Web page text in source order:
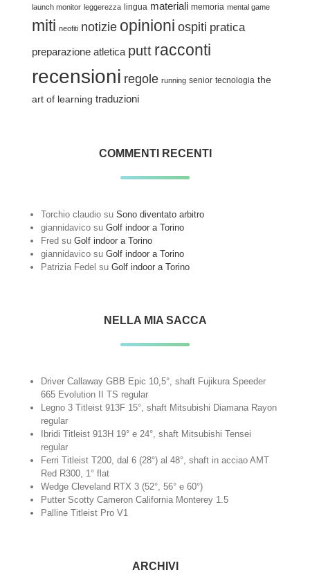
launch monitor leggerezza lingua materiali memoria mental game
miti neofiti notizie opinioni ospiti pratica
preparazione atletica putt racconti
recensioni regole running senior tecnologia the
art of learning traduzioni
COMMENTI RECENTI
Torchio claudio suSono diventato arbitro
giannidavico suGolf indoor a Torino
Fred suGolf indoor a Torino
giannidavico suGolf indoor a Torino
Patrizia Fedel suGolf indoor a Torino
NELLA MIA SACCA
Driver Callaway GBB Epic 10,5°, shaft Fujikura Speeder
665 Evolution II TS regular
Legno 3 Titleist 913F 15°, shaft Mitsubishi Diamana Rayon
regular
Ibridi Titleist 913H 19° e 24°, shaft Mitsubishi Tensei
regular
Ferri Titleist T200, dal 6 (28°) al 48°, shaft in acciao AMT
Red R300, 1° flat
Wedge Cleveland RTX 3 (52°, 56° e 60°)
Putter Scotty Cameron California Monterey 1.5
Palline Titleist Pro V1
ARCHIVI